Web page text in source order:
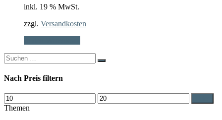
inkl. 19 % MwSt.
zzgl. Versandkosten
Search
for:
Nach Preis filtern
Min.
Preis
Max.
Preis
Themen